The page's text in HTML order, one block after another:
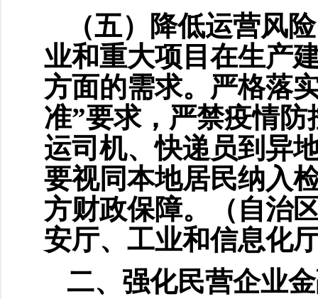
（五）降低运营风
业和重大项目在生产
方面的需求。严格落
准”要求，严禁疫情
运司机、快递员到异
要视同本地居民纳入
方财政保障。（自治
安厅、工业和信息化
二、强化民营企业